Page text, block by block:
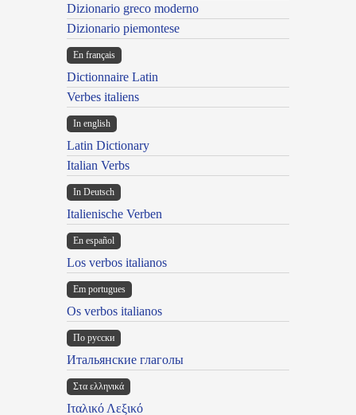
Dizionario greco moderno
Dizionario piemontese
En français
Dictionnaire Latin
Verbes italiens
In english
Latin Dictionary
Italian Verbs
In Deutsch
Italienische Verben
En español
Los verbos italianos
Em portugues
Os verbos italianos
По русски
Итальянские глаголы
Στα ελληνικά
Ιταλικό Λεξικό